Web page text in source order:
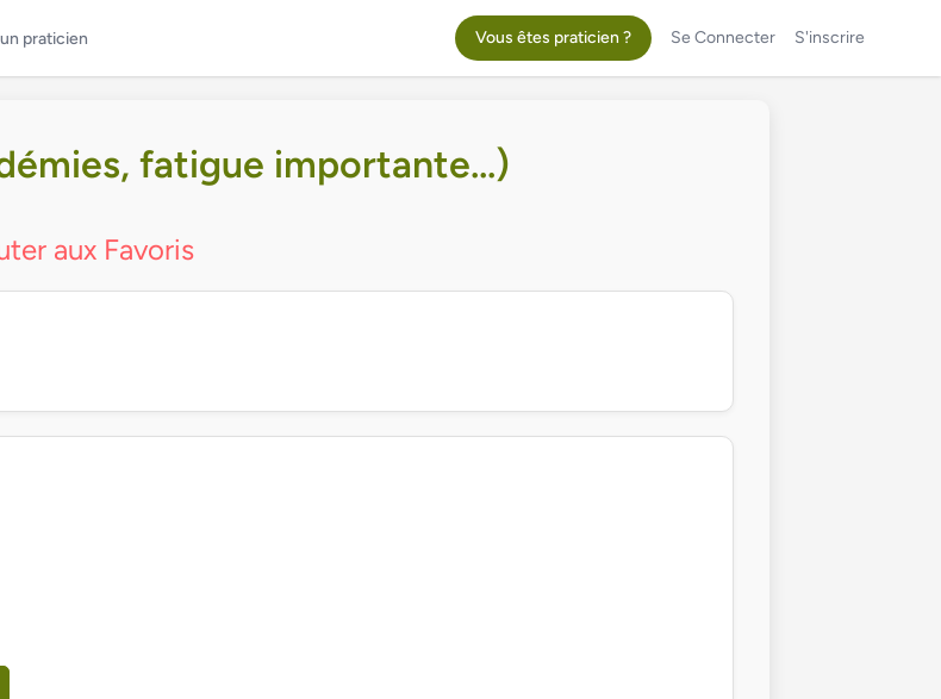
praticien Vous êtes praticien ? Se Connecter S'inscrire
fatigue importante...)
aux Favoris